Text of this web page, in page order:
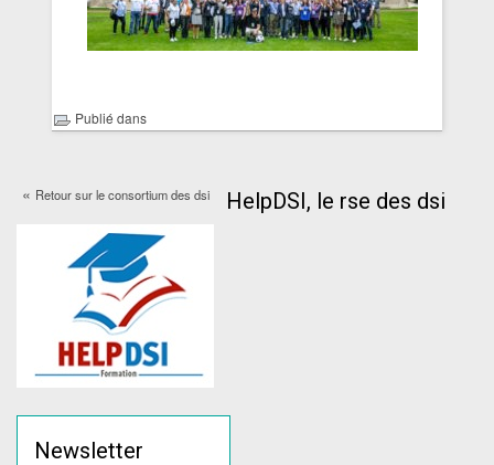
Publié dans
« Retour sur le consortium des dsi HelpDSI, le rse des dsi
Newsletter